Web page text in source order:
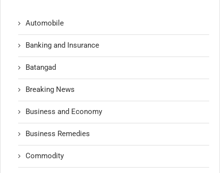
Automobile
Banking and Insurance
Batangad
Breaking News
Business and Economy
Business Remedies
Commodity